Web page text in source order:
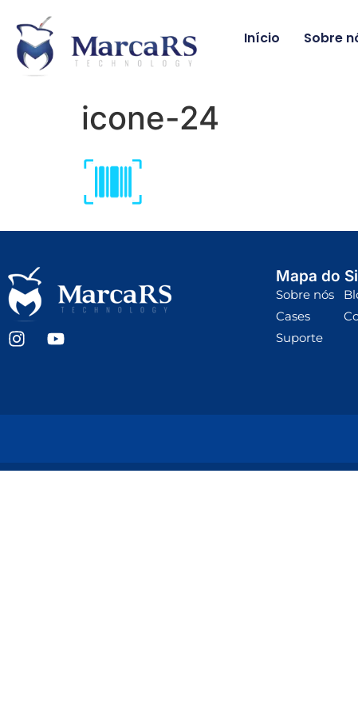
Início Sobre
icone-24
Mapa do
Sobre nós
Cases
Suporte